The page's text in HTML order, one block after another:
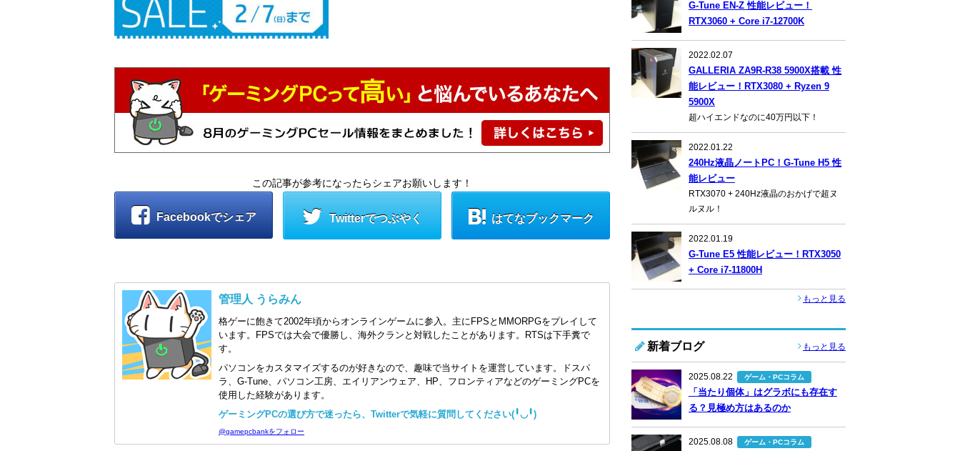
この記事が参考になったらシェアお願いします！
Facebookでシェア Twitterでつぶやく はてなブックマーク
管理人 うらみん
格ゲーに飽きて2002年頃からオンラインゲームに参入。主にFPSとMMORPGをプレイして
います。FPSでは大会で優勝し、海外クランと対戦したことがあります。RTSは下手糞で
す。
パソコンをカスタマイズするのが好きなので、趣味で当サイトを運営しています。ドスパ
ラ、G-Tune、パソコン工房、エイリアンウェア、HP、フロンティアなどのゲーミングPCを
使用した経験があります。
ゲーミングPCの選び方で迷ったら、Twitterで気軽に質問してください(╹◡╹)
@gamepcbankをフォロー
G-Tune EN-Z 性能レビュー！
RTX3060 + Core i7-12700K
2022.02.07
GALLERIA ZA9R-R38 5900X搭載 性
能レビュー！RTX3080 + Ryzen 9
5900X
超ハイエンドなのに40万円以下！
2022.01.22
240Hz液晶ノートPC！G-Tune H5 性
能レビュー
RTX3070 + 240Hz液晶のおかげで超ヌ
ルヌル！
2022.01.19
G-Tune E5 性能レビュー！RTX3050
+ Core i7-11800H
もっと見る
新着ブログ もっと見る
2025.08.22 ゲーム・PCコラム
「当たり個体」はグラボにも存在す
る？見極め方はあるのか
2025.08.08 ゲーム・PCコラム